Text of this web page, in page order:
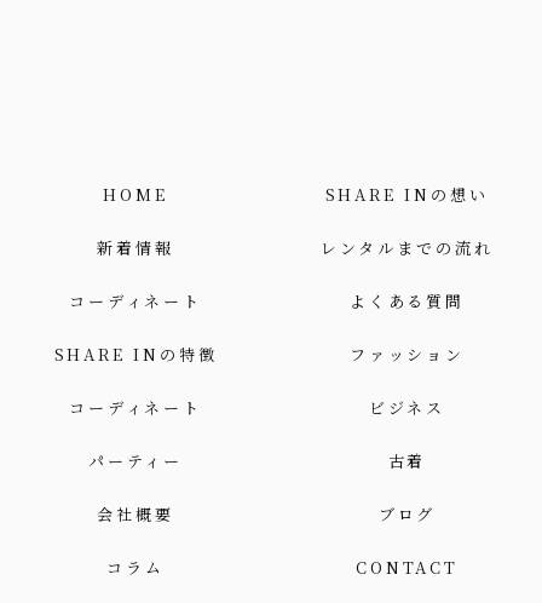
HOME SHARE INの想い
新着情報 レンタルまでの流れ
コーディネート よくある質問
SHARE INの特徴 ファッション
コーディネート ビジネス
パーティー 古着
会社概要 ブログ
コラム CONTACT